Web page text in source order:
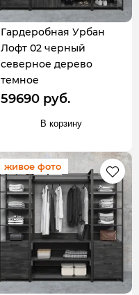
Гардеробная Урбан
Лофт 02 черный
северное дерево
темное
59690 руб.
В корзину
живое фото